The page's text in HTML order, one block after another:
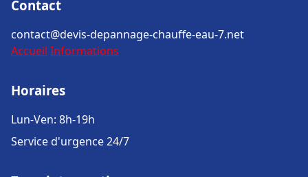
Contact
contact@devis-depannage-chauffe-eau-7.net
Accueil Informations
Horaires
Lun-Ven: 8h-19h
Service d'urgence 24/7